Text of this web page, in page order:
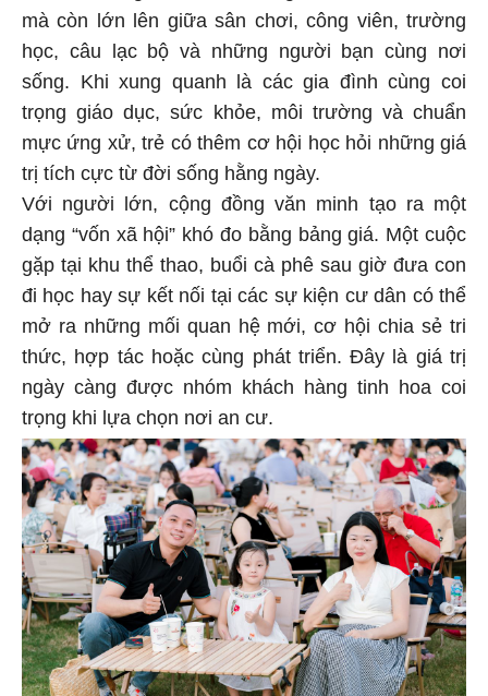
mà còn lớn lên giữa sân chơi, công viên, trường
học, câu lạc bộ và những người bạn cùng nơi
sống. Khi xung quanh là các gia đình cùng coi
trọng giáo dục, sức khỏe, môi trường và chuẩn
mực ứng xử, trẻ có thêm cơ hội học hỏi những giá
trị tích cực từ đời sống hằng ngày.
Với người lớn, cộng đồng văn minh tạo ra một
dạng “vốn xã hội” khó đo bằng bảng giá. Một cuộc
gặp tại khu thể thao, buổi cà phê sau giờ đưa con
đi học hay sự kết nối tại các sự kiện cư dân có thể
mở ra những mối quan hệ mới, cơ hội chia sẻ tri
thức, hợp tác hoặc cùng phát triển. Đây là giá trị
ngày càng được nhóm khách hàng tinh hoa coi
trọng khi lựa chọn nơi an cư.